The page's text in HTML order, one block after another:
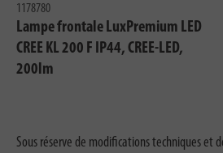
1178780
Lampe frontale LuxPremium LED
CREE KL 200 F IP44, CREE-LED,
200lm
Sous réserve de modifications techniques et